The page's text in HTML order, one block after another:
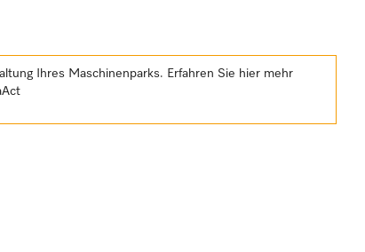
Ihres Maschinenparks. Erfahren Sie hier mehr